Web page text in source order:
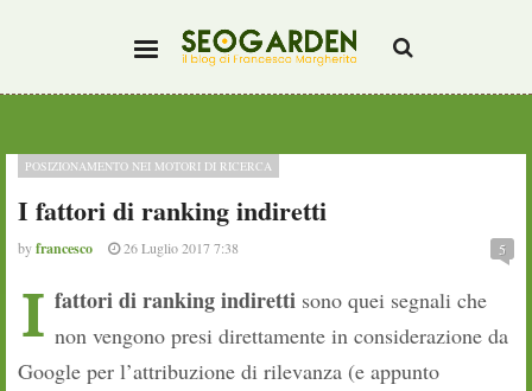
I fattori di ranking indiretti
POSIZIONAMENTO NEI MOTORI DI RICERCA
byfrancesco 26 Luglio 2017 7:38 5
I fattori di ranking indiretti sono quei segnali che
non vengono presi direttamente in considerazione da
Google per l’attribuzione di rilevanza (e appunto